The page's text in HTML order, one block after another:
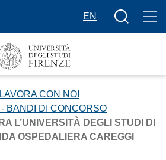
EN
Bottone
LAVORA CON NOI
BANDI DI CONCORSO
L’UNIVERSITÀ DEGLI STUDI DI
OSPEDALIERA CAREGGI